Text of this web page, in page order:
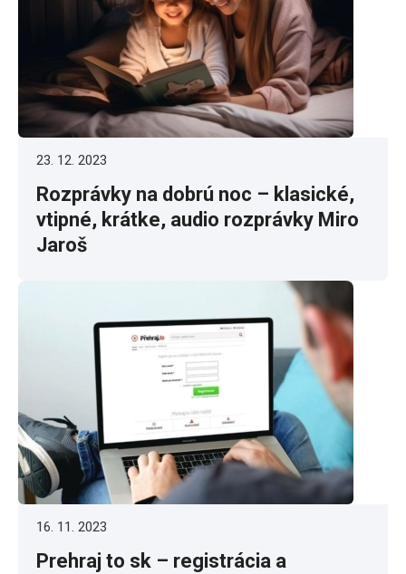
23. 12. 2023
Rozprávky na dobrú noc – klasické,
vtipné, krátke, audio rozprávky Miro
Jaroš
16. 11. 2023
Prehraj to sk – registrácia a